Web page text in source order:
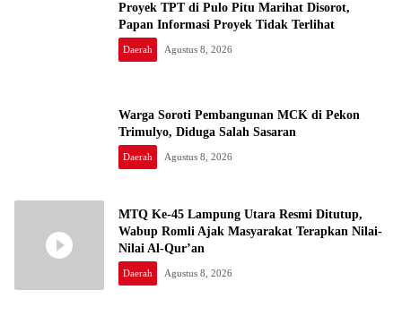
Proyek TPT di Pulo Pitu Marihat Disorot,
Papan Informasi Proyek Tidak Terlihat
Daerah Agustus 8, 2026
Warga Soroti Pembangunan MCK di Pekon
Trimulyo, Diduga Salah Sasaran
Daerah Agustus 8, 2026
MTQ Ke-45 Lampung Utara Resmi Ditutup,
Wabup Romli Ajak Masyarakat Terapkan Nilai-
Nilai Al-Qur’an
Daerah Agustus 8, 2026